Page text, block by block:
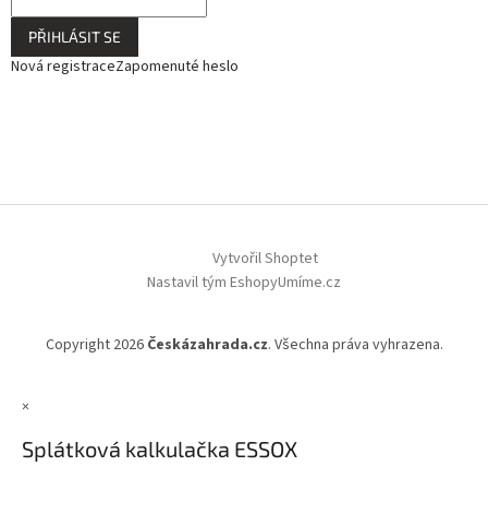
PŘIHLÁSIT SE
Nová registraceZapomenuté heslo
Vytvořil Shoptet
Nastavil tým EshopyUmíme.cz
Copyright 2026 Českázahrada.cz. Všechna práva vyhrazena.
×
Splátková kalkulačka ESSOX